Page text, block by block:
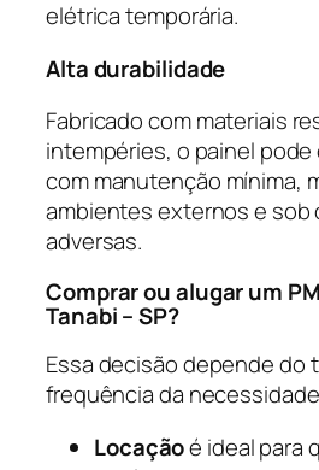
elétrica temporária.
Alta durabilidade
Fabricado com materiais
intempéries, o painel pode
com manutenção mínima,
ambientes externos e sob
adversas.
Comprar ou alugar um
Tanabi – SP?
Essa decisão depende do
frequência da
Locaçãoé ideal para